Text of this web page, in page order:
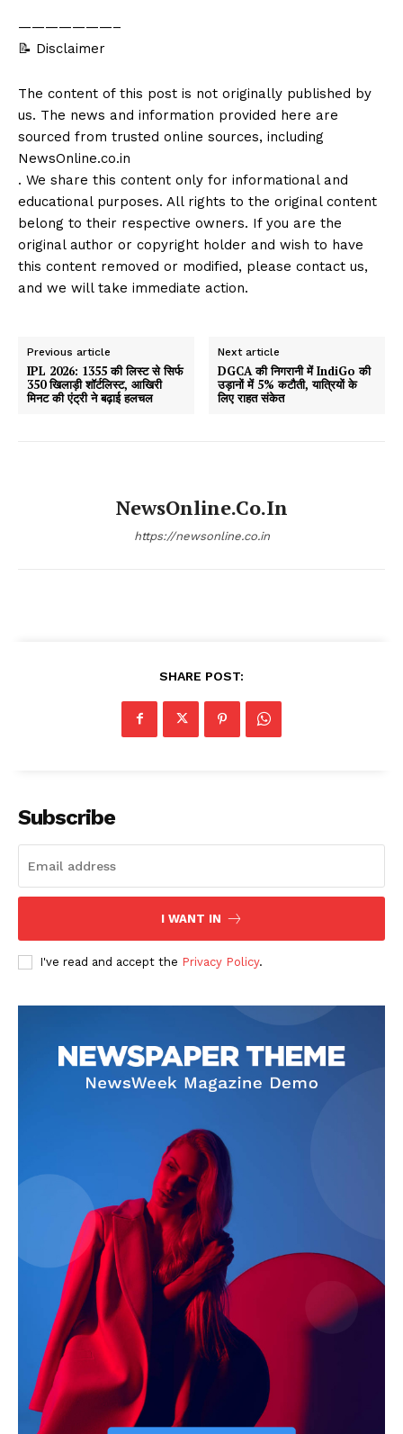
———————–
📝 Disclaimer
The content of this post is not originally published by
us. The news and information provided here are
sourced from trusted online sources, including
NewsOnline.co.in
. We share this content only for informational and
educational purposes. All rights to the original content
belong to their respective owners. If you are the
original author or copyright holder and wish to have
this content removed or modified, please contact us,
and we will take immediate action.
Previous article
IPL 2026: 1355 की लिस्ट से सिर्फ
350 खिलाड़ी शॉर्टलिस्ट, आखिरी
मिनट की एंट्री ने बढ़ाई हलचल
Next article
DGCA की निगरानी में IndiGo की
उड़ानों में 5% कटौती, यात्रियों के
लिए राहत संकेत
NewsOnline.co.in
https://newsonline.co.in
SHARE POST:
Subscribe
I WANT IN
I've read and accept the Privacy Policy.